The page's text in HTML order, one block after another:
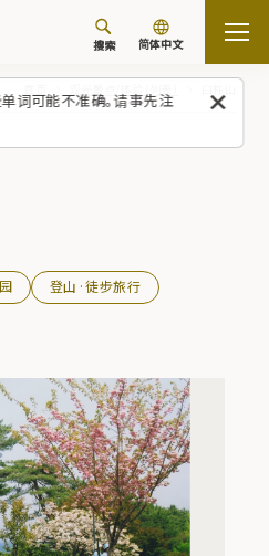
词可能不准确。请事先注
搜索 简体中文
登山·徒步旅行